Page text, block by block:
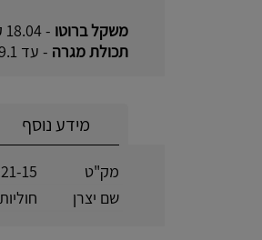
משקל ברוטו - 18.04 ק"ג
תכולת מגרה - עד 9.1 ק"ג
מידע נוסף
מק"ט
15
שם יצרן
חוליות